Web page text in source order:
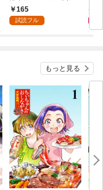
まして（１）
165
試読フル
エ
【
もっと見る